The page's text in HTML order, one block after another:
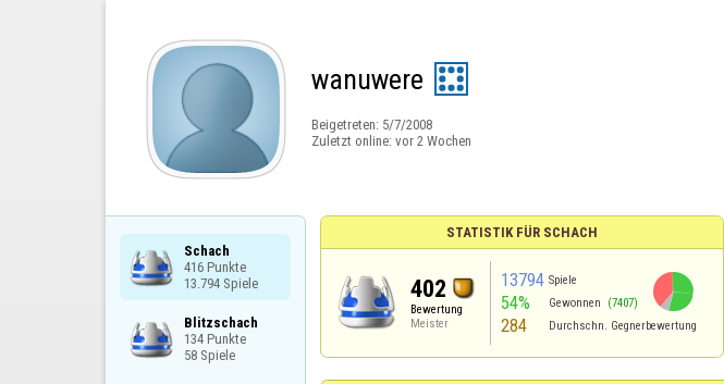
wanuwere
Beigetreten: 5/7/2008
Zuletzt online: vor 2 Wochen
Schach
416 Punkte
13.794 Spiele
Blitzschach
134 Punkte
58 Spiele
STATISTIK FÜR SCHACH
402
Bewertung
Meister
13794 Spiele
54% Gewonnen (7407)
284 Durchschn. Gegnerbewertung